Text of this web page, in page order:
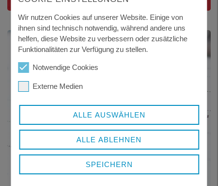
Wir nutzen Cookies auf unserer Website. Einige von
ihnen sind technisch notwendig, während andere uns
helfen, diese Website zu verbessern oder zusätzliche
Funktionalitäten zur Verfügung zu stellen.
Notwendige Cookies
Externe Medien
ALLE AUSWÄHLEN
ALLE ABLEHNEN
SPEICHERN